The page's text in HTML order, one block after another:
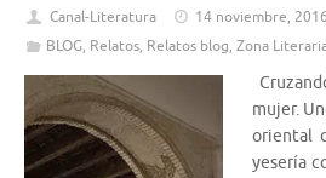
Canal-Literatura
14 noviembre, 2016
BLOG, Relatos, Relatos blog, Zona
mujer.
oriental
yesería